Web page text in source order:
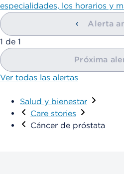
especialidades, los horarios y
Alerta
1 de 1
Próxima
Ver todas las alertas
Salud y bienestar
Care stories
Cáncer de próstata